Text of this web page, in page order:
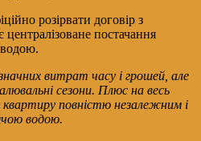
розірвати договір з
централізоване постачання
витрат часу і грошей, але
сезони. Плюс на весь
повністю незалежним і
водою.